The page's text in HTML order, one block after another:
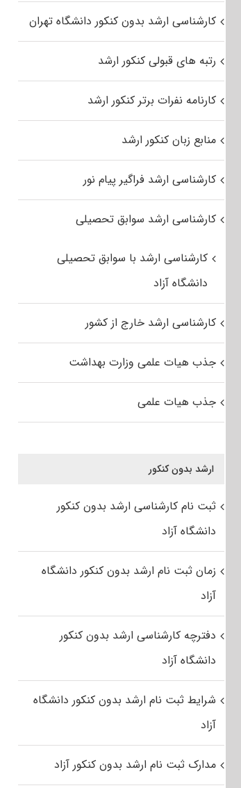
کارشناسی ارشد بدون کنکور دانشگاه تهران
رتبه های قبولی کنکور ارشد
کارنامه نفرات برتر کنکور ارشد
منابع زبان کنکور ارشد
کارشناسی ارشد فراگیر پیام نور
کارشناسی ارشد سوابق تحصیلی
کارشناسی ارشد با سوابق تحصیلی
دانشگاه آزاد
کارشناسی ارشد خارج از کشور
جذب هیات علمی وزارت بهداشت
جذب هیات علمی
ارشد بدون کنکور
ثبت نام کارشناسی ارشد بدون کنکور
دانشگاه آزاد
زمان ثبت نام ارشد بدون کنکور دانشگاه
آزاد
دفترچه کارشناسی ارشد بدون کنکور
دانشگاه آزاد
شرایط ثبت نام ارشد بدون کنکور دانشگاه
آزاد
مدارک ثبت نام ارشد بدون کنکور آزاد